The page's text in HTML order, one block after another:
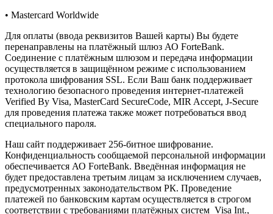
• Mastercard Worldwide
Для оплаты (ввода реквизитов Вашей карты) Вы будете
перенаправлены на платёжный шлюз АО ForteBank.
Соединение с платёжным шлюзом и передача информации
осуществляется в защищённом режиме с использованием
протокола шифрования SSL. Если Ваш банк поддерживает
технологию безопасного проведения интернет-платежей
Verified By Visa, MasterCard SecureCode, MIR Accept, J-Secure
для проведения платежа также может потребоваться ввод
специального пароля.
Наш сайт поддерживает 256-битное шифрование.
Конфиденциальность сообщаемой персональной информации
обеспечивается АО ForteBank. Введённая информация не
будет предоставлена третьим лицам за исключением случаев,
предусмотренных законодательством РК. Проведение
платежей по банковским картам осуществляется в строгом
соответствии с требованиями платёжных систем Visa Int.,